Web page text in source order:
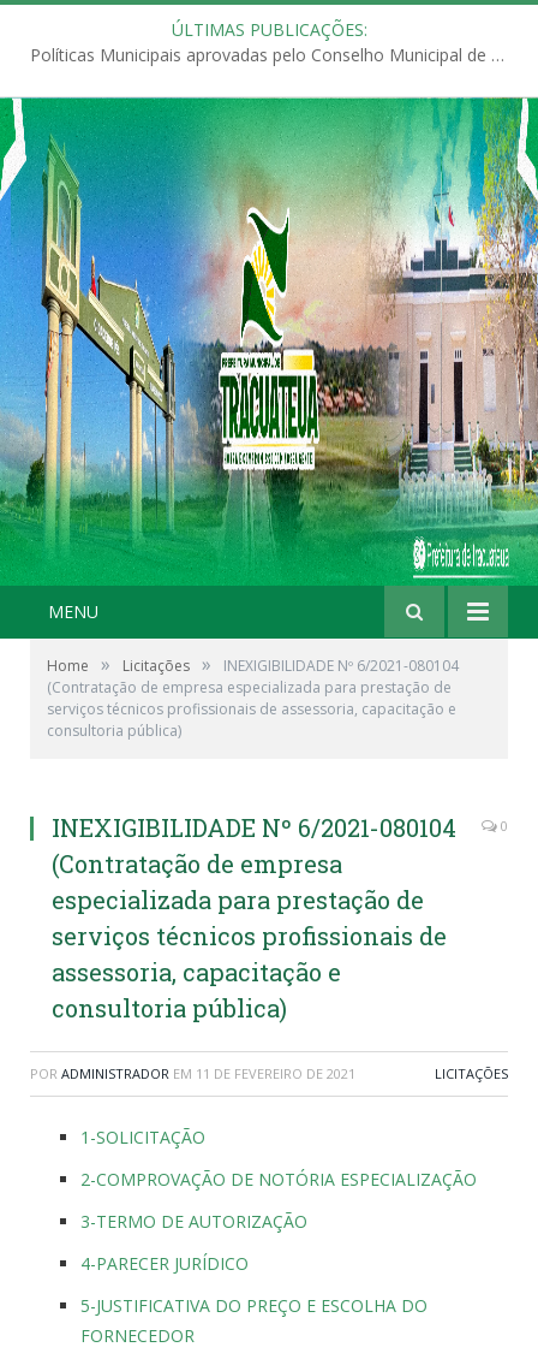
ÚLTIMAS PUBLICAÇÕES:
Políticas Municipais aprovadas pelo Conselho Municipal de Educação (CME)
MENU
Home » Licitações »
INEXIGIBILIDADE Nº 6/2021-080104
(Contratação de empresa especializada para prestação de
serviços técnicos profissionais de assessoria, capacitação e
consultoria pública)
INEXIGIBILIDADE Nº 6/2021-080104
(Contratação de empresa
especializada para prestação de
serviços técnicos profissionais de
assessoria, capacitação e
consultoria pública)
0
POR ADMINISTRADOR EM 11 DE FEVEREIRO DE 2021 LICITAÇÕES
1-SOLICITAÇÃO
2-COMPROVAÇÃO DE NOTÓRIA ESPECIALIZAÇÃO
3-TERMO DE AUTORIZAÇÃO
4-PARECER JURÍDICO
5-JUSTIFICATIVA DO PREÇO E ESCOLHA DO
FORNECEDOR